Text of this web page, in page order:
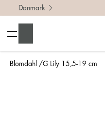
Blomdahl G Lily 15,5-19 cm
Danmark